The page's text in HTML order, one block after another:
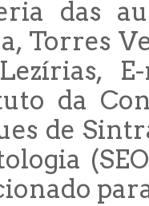
das
Torres
da
de
para